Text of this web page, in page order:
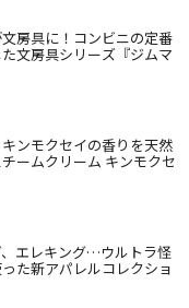
房具に！コンビニの定番
文房具シリーズ『ジムマ
キンモクセイの香りを天然
ームクリーム キンモクセ
エレキング…ウルトラ怪
た新アパレルコレクショ